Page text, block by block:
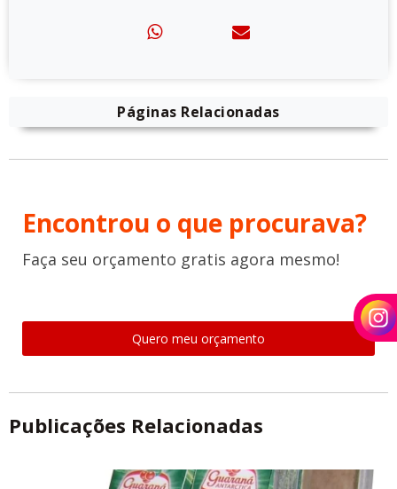
Páginas Relacionadas
Encontrou o que procurava?
Faça seu orçamento gratis agora mesmo!
Quero meu orçamento
Publicações Relacionadas